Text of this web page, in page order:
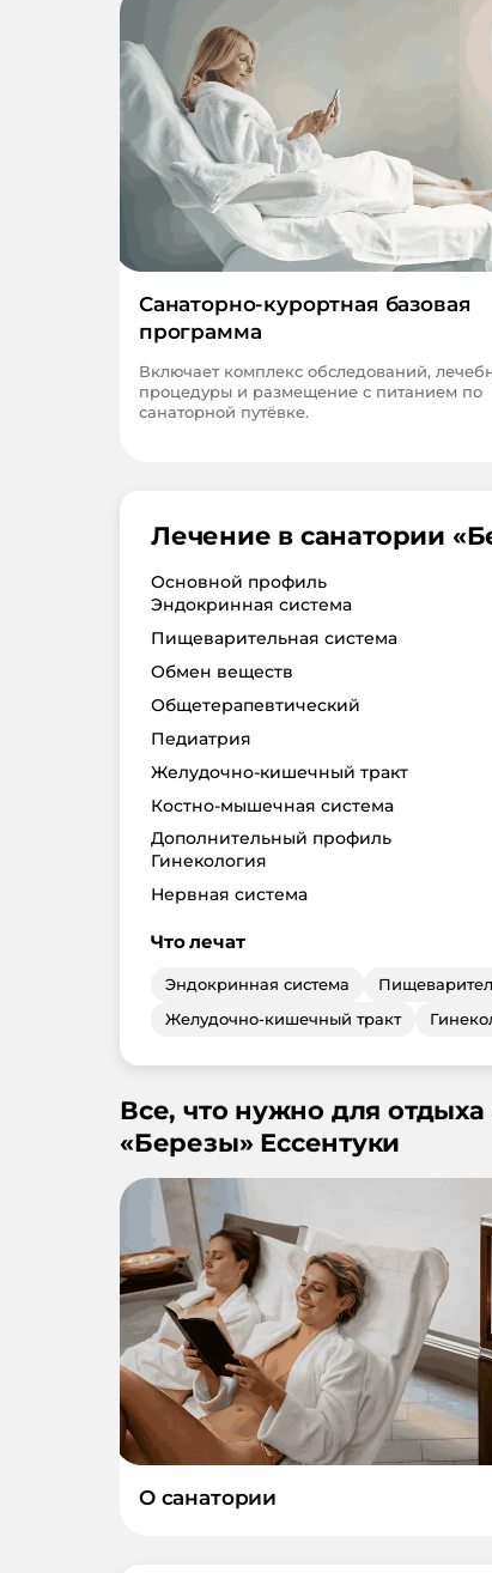
Санаторно-курортная базовая
программа
Включает комплекс обследований,
процедуры и размещение с питанием по
санаторной путёвке.
Лечение в санатории «
Основной профиль
Эндокринная система
Пищеварительная система
Обмен веществ
Общетерапевтический
Педиатрия
Желудочно-кишечный тракт
Костно-мышечная система
Дополнительный профиль
Гинекология
Нервная система
Что лечат
Эндокринная система
Желудочно-кишечный тракт
Все, что нужно для
«Березы» Ессентуки
О санатории